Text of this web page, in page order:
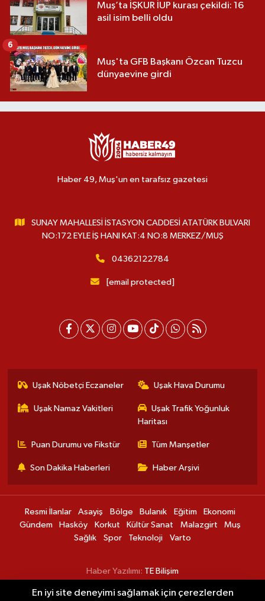
Muş’ta İŞKUR İUP kurası çekildi: 16
asil isim belli oldu
Muş'ta GFB Başkanı Özcan Tuzcu
dünyaevine girdi
6
Haber 49, Muş'un en tarafsız gazetesi
SUNAY MAHALLESİ İSTASYON CADDESİ ATATÜRK BULVARI
NO:172 EYLE İŞ HANI KAT:4 NO:8 MERKEZ/MUŞ
04362122784
[email protected]
Uşak Nöbetçi Eczaneler Uşak Hava Durumu
Uşak Namaz Vakitleri
Uşak Trafik Yoğunluk
Haritası
Puan Durumu ve Fikstür Tüm Manşetler
Son Dakika Haberleri Haber Arşivi
Resmi İlanlar Asayiş Bölge Bulanık Eğitim
Ekonomi
Gündem
Hasköy Korkut Kültür Sanat Malazgirt
Muş
Sağlık
Spor Teknoloji Varto
Haber Yazılımı: TE Bilişim
En iyi site deneyimi sağlamak için çerezlerden